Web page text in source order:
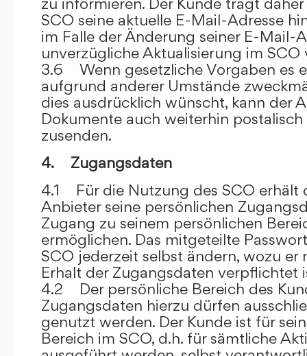
SCO seine aktuelle E-Mail-Adresse
im Falle der Änderung seiner E-Mail-
unverzügliche Aktualisierung im SCO
3.6 Wenn gesetzliche Vorgaben es
aufgrund anderer Umstände
dies ausdrücklich wünscht, kann der
Dokumente auch weiterhin
zusenden.
4. Zugangsdaten
4.1 Für die Nutzung des SCO erhält
Anbieter seine persönlichen
Zugang zu seinem persönlichen
ermöglichen. Das mitgeteilte
SCO jederzeit selbst ändern, wozu er
Erhalt der Zugangsdaten verpflichtet
4.2 Der persönliche Bereich des
Zugangsdaten hierzu dürfen
genutzt werden. Der Kunde ist für
Bereich im SCO, d.h. für sämtliche